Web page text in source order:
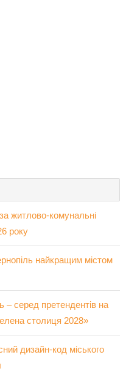
житлово-комунальні
року
найкращим містом
– серед претендентів на
столиця 2028»
дизайн-код міського